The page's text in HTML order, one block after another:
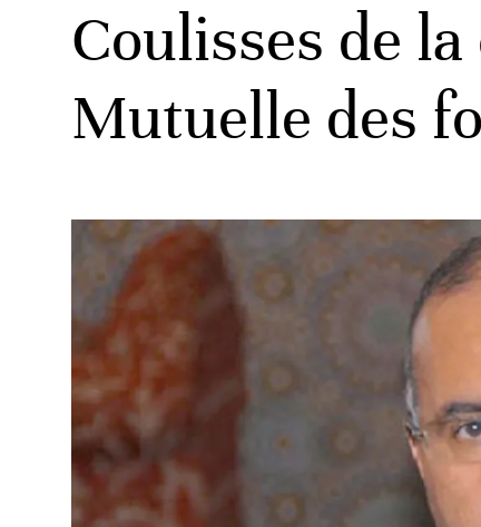
Coulisses de
Mutuelle des